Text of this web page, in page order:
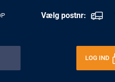
Vælg postnr:
LOG IND